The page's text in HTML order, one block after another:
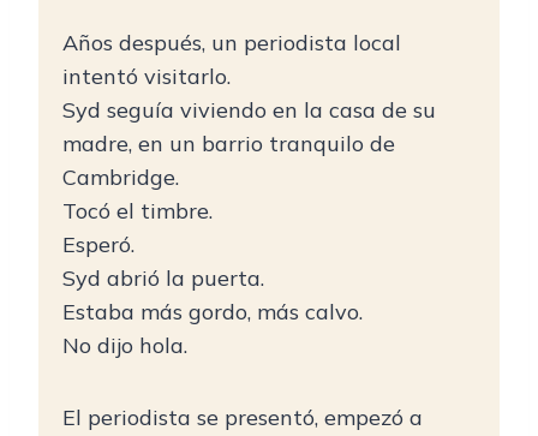
Años después, un periodista local
intentó visitarlo.
Syd seguía viviendo en la casa de su
madre, en un barrio tranquilo de
Cambridge.
Tocó el timbre.
Esperó.
Syd abrió la puerta.
Estaba más gordo, más calvo.
No dijo hola.
El periodista se presentó, empezó a